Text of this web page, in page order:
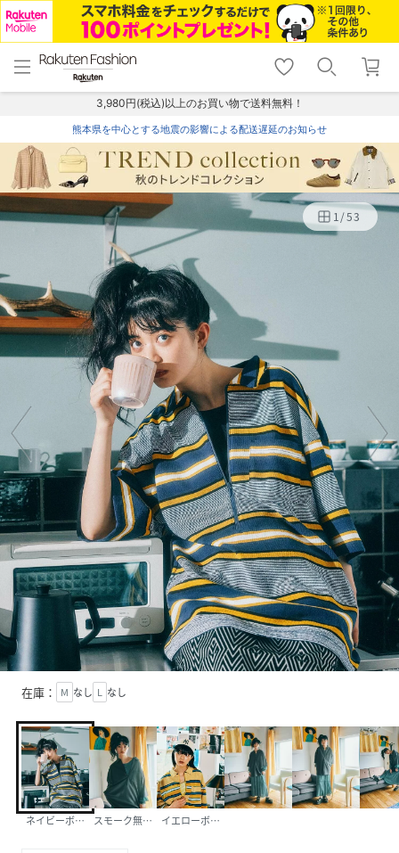
menu home
トップ
shopping_cart lock_outline
ログイン
3,980円(税込)以上のお買い物で送料無料！
熊本県を中心とする地震の影響による配送遅延のお知らせ
1/53
在庫： M なし L なし
ネイビーボーダー(88)スモーク無地(16)イエローボーダー(60)